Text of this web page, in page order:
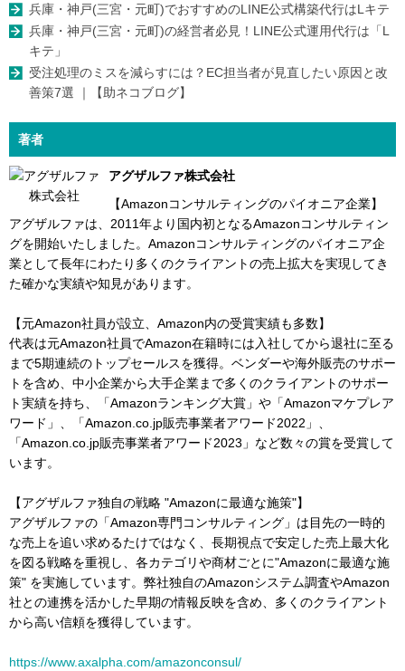
兵庫・神戸(三宮・元町)でおすすめのLINE公式構築代行はLキテ
兵庫・神戸(三宮・元町)の経営者必見！LINE公式運用代行は「L
キテ」
受注処理のミスを減らすには？EC担当者が見直したい原因と改
善策7選 ｜【助ネコブログ】
著者
アグザルファ株式会社
【Amazonコンサルティングのパイオニア企業】
アグザルファは、2011年より国内初となるAmazonコンサルティン
グを開始いたしました。Amazonコンサルティングのパイオニア企
業として長年にわたり多くのクライアントの売上拡大を実現してき
た確かな実績や知見があります。
【元Amazon社員が設立、Amazon内の受賞実績も多数】
代表は元Amazon社員でAmazon在籍時には入社してから退社に至る
まで5期連続のトップセールスを獲得。ベンダーや海外販売のサポー
トを含め、中小企業から大手企業まで多くのクライアントのサポー
ト実績を持ち、「Amazonランキング大賞」や「Amazonマケプレア
ワード」、「Amazon.co.jp販売事業者アワード2022」、
「Amazon.co.jp販売事業者アワード2023」など数々の賞を受賞して
います。
【アグザルファ独自の戦略 "Amazonに最適な施策"】
アグザルファの「Amazon専門コンサルティング」は目先の一時的
な売上を追い求めるたけではなく、長期視点で安定した売上最大化
を図る戦略を重視し、各カテゴリや商材ごとに"Amazonに最適な施
策" を実施しています。弊社独自のAmazonシステム調査やAmazon
社との連携を活かした早期の情報反映を含め、多くのクライアント
から高い信頼を獲得しています。
https://www.axalpha.com/amazonconsul/